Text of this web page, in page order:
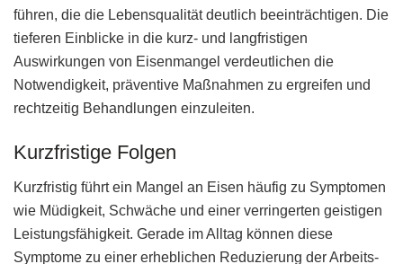
führen, die die Lebensqualität deutlich beeinträchtigen. Die
tieferen Einblicke in die kurz- und langfristigen
Auswirkungen von Eisenmangel verdeutlichen die
Notwendigkeit, präventive Maßnahmen zu ergreifen und
rechtzeitig Behandlungen einzuleiten.
Kurzfristige Folgen
Kurzfristig führt ein Mangel an Eisen häufig zu Symptomen
wie Müdigkeit, Schwäche und einer verringerten geistigen
Leistungsfähigkeit. Gerade im Alltag können diese
Symptome zu einer erheblichen Reduzierung der Arbeits-